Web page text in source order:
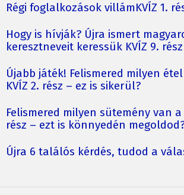
Régi foglalkozások villámKVÍZ 1.
Hogy is hívják? Újra ismert
keresztneveit keressük KVÍZ 9. rész
Újabb játék! Felismered milyen
KVÍZ 2. rész – ez is sikerül?
Felismered milyen sütemény van a
rész – ezt is könnyedén
Újra 6 találós kérdés, tudod a